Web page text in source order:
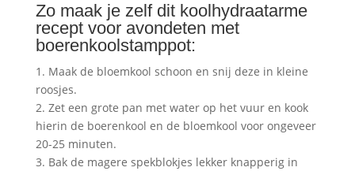
Zo maak je zelf dit koolhydraatarme
recept voor avondeten met
boerenkoolstamppot:
1. Maak de bloemkool schoon en snij deze in kleine
roosjes.
2. Zet een grote pan met water op het vuur en kook
hierin de boerenkool en de bloemkool voor ongeveer
20-25 minuten.
3. Bak de magere spekblokjes lekker knapperig in